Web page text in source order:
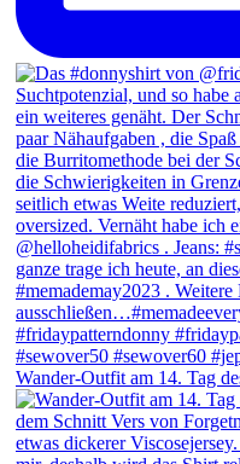
Wander-Outfit am 14. Tag